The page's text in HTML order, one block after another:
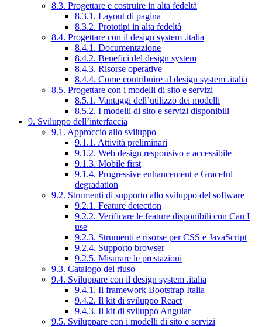
8.3. Progettare e costruire in alta fedeltà
8.3.1. Layout di pagina
8.3.2. Prototipi in alta fedeltà
8.4. Progettare con il design system .italia
8.4.1. Documentazione
8.4.2. Benefici del design system
8.4.3. Risorse operative
8.4.4. Come contribuire al design system .italia
8.5. Progettare con i modelli di sito e servizi
8.5.1. Vantaggi dell’utilizzo dei modelli
8.5.2. I modelli di sito e servizi disponibili
9. Sviluppo dell’interfaccia
9.1. Approccio allo sviluppo
9.1.1. Attività preliminari
9.1.2. Web design responsivo e accessibile
9.1.3. Mobile first
9.1.4. Progressive enhancement e Graceful
degradation
9.2. Strumenti di supporto allo sviluppo del software
9.2.1. Feature detection
9.2.2. Verificare le feature disponibili con Can I
use
9.2.3. Strumenti e risorse per CSS e JavaScript
9.2.4. Supporto browser
9.2.5. Misurare le prestazioni
9.3. Catalogo del riuso
9.4. Sviluppare con il design system .italia
9.4.1. Il framework Bootstrap Italia
9.4.2. Il kit di sviluppo React
9.4.3. Il kit di sviluppo Angular
9.5. Sviluppare con i modelli di sito e servizi